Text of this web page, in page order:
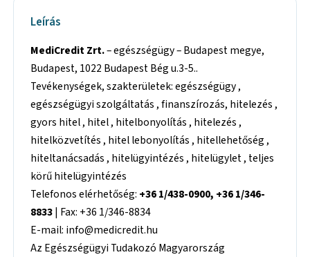
Leírás
MediCredit Zrt.– egészségügy – Budapest megye,
Budapest, 1022 Budapest Bég u.3-5..
Tevékenységek, szakterületek: egészségügy ,
egészségügyi szolgáltatás , finanszírozás, hitelezés ,
gyors hitel , hitel , hitelbonyolítás , hitelezés ,
hitelközvetítés , hitel lebonyolítás , hitellehetőség ,
hiteltanácsadás , hitelügyintézés , hitelügylet , teljes
körű hitelügyintézés
Telefonos elérhetőség: +36 1/438-0900, +36 1/346-
8833| Fax: +36 1/346-8834
E-mail: info@medicredit.hu
Az Egészségügyi Tudakozó Magyarország